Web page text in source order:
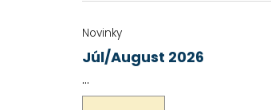
Novinky
Júl/August 2026
...